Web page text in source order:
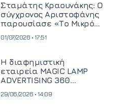
Σταμάτης Κραουνάκης: Ο
σύγχρονος Αριστοφάνης
παρουσίασε «Το Μικρό
01/07/2026 • 17:51
Η διαφημιστική
εταιρεία MAGIC LAMP
ADVERTISING 360
κινηματογραφική
29/06/2026 • 14:09